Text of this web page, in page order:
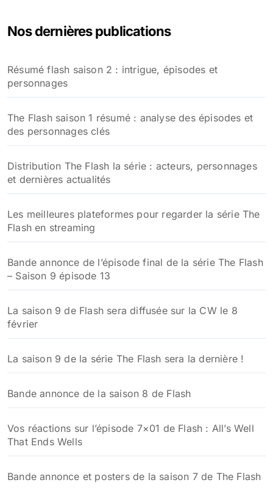
r
e
r
Nos dernières publications
Résumé flash saison 2 : intrigue, épisodes et
personnages
The Flash saison 1 résumé : analyse des épisodes et
des personnages clés
Distribution The Flash la série : acteurs, personnages
et dernières actualités
Les meilleures plateformes pour regarder la série The
Flash en streaming
Bande annonce de l’épisode final de la série The Flash
– Saison 9 épisode 13
La saison 9 de Flash sera diffusée sur la CW le 8
février
La saison 9 de la série The Flash sera la dernière !
Bande annonce de la saison 8 de Flash
Vos réactions sur l’épisode 7×01 de Flash : All’s Well
That Ends Wells
Bande annonce et posters de la saison 7 de The Flash